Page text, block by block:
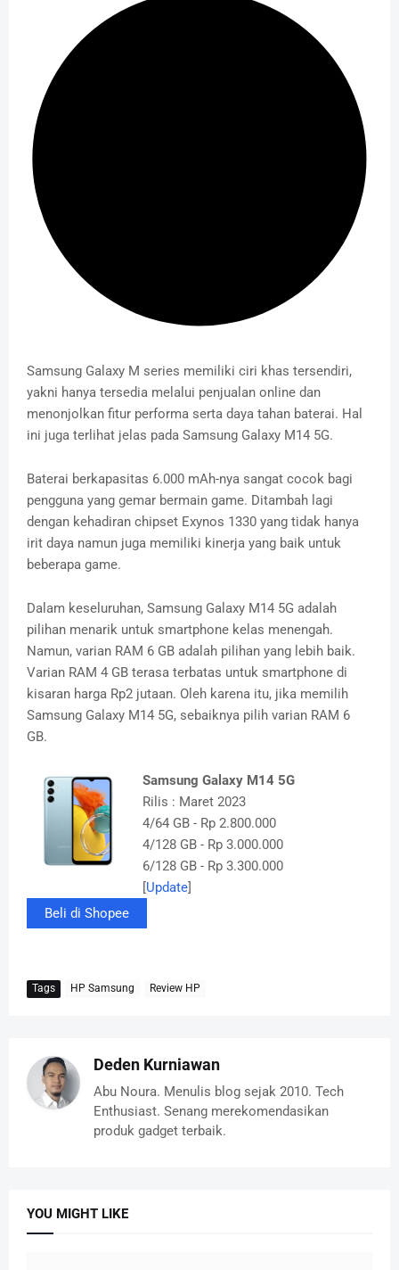
Samsung Galaxy M series memiliki ciri khas tersendiri,
yakni hanya tersedia melalui penjualan online dan
menonjolkan fitur performa serta daya tahan baterai. Hal
ini juga terlihat jelas pada Samsung Galaxy M14 5G.
Baterai berkapasitas 6.000 mAh-nya sangat cocok bagi
pengguna yang gemar bermain game. Ditambah lagi
dengan kehadiran chipset Exynos 1330 yang tidak hanya
irit daya namun juga memiliki kinerja yang baik untuk
beberapa game.
Dalam keseluruhan, Samsung Galaxy M14 5G adalah
pilihan menarik untuk smartphone kelas menengah.
Namun, varian RAM 6 GB adalah pilihan yang lebih baik.
Varian RAM 4 GB terasa terbatas untuk smartphone di
kisaran harga Rp2 jutaan. Oleh karena itu, jika memilih
Samsung Galaxy M14 5G, sebaiknya pilih varian RAM 6
GB.
Samsung Galaxy M14 5G
Rilis : Maret 2023
4/64 GB - Rp 2.800.000
4/128 GB - Rp 3.000.000
6/128 GB - Rp 3.300.000
[Update]
Beli di Shopee
Tags HP Samsung Review HP
Deden Kurniawan
Abu Noura. Menulis blog sejak 2010. Tech
Enthusiast. Senang merekomendasikan
produk gadget terbaik.
YOU MIGHT LIKE